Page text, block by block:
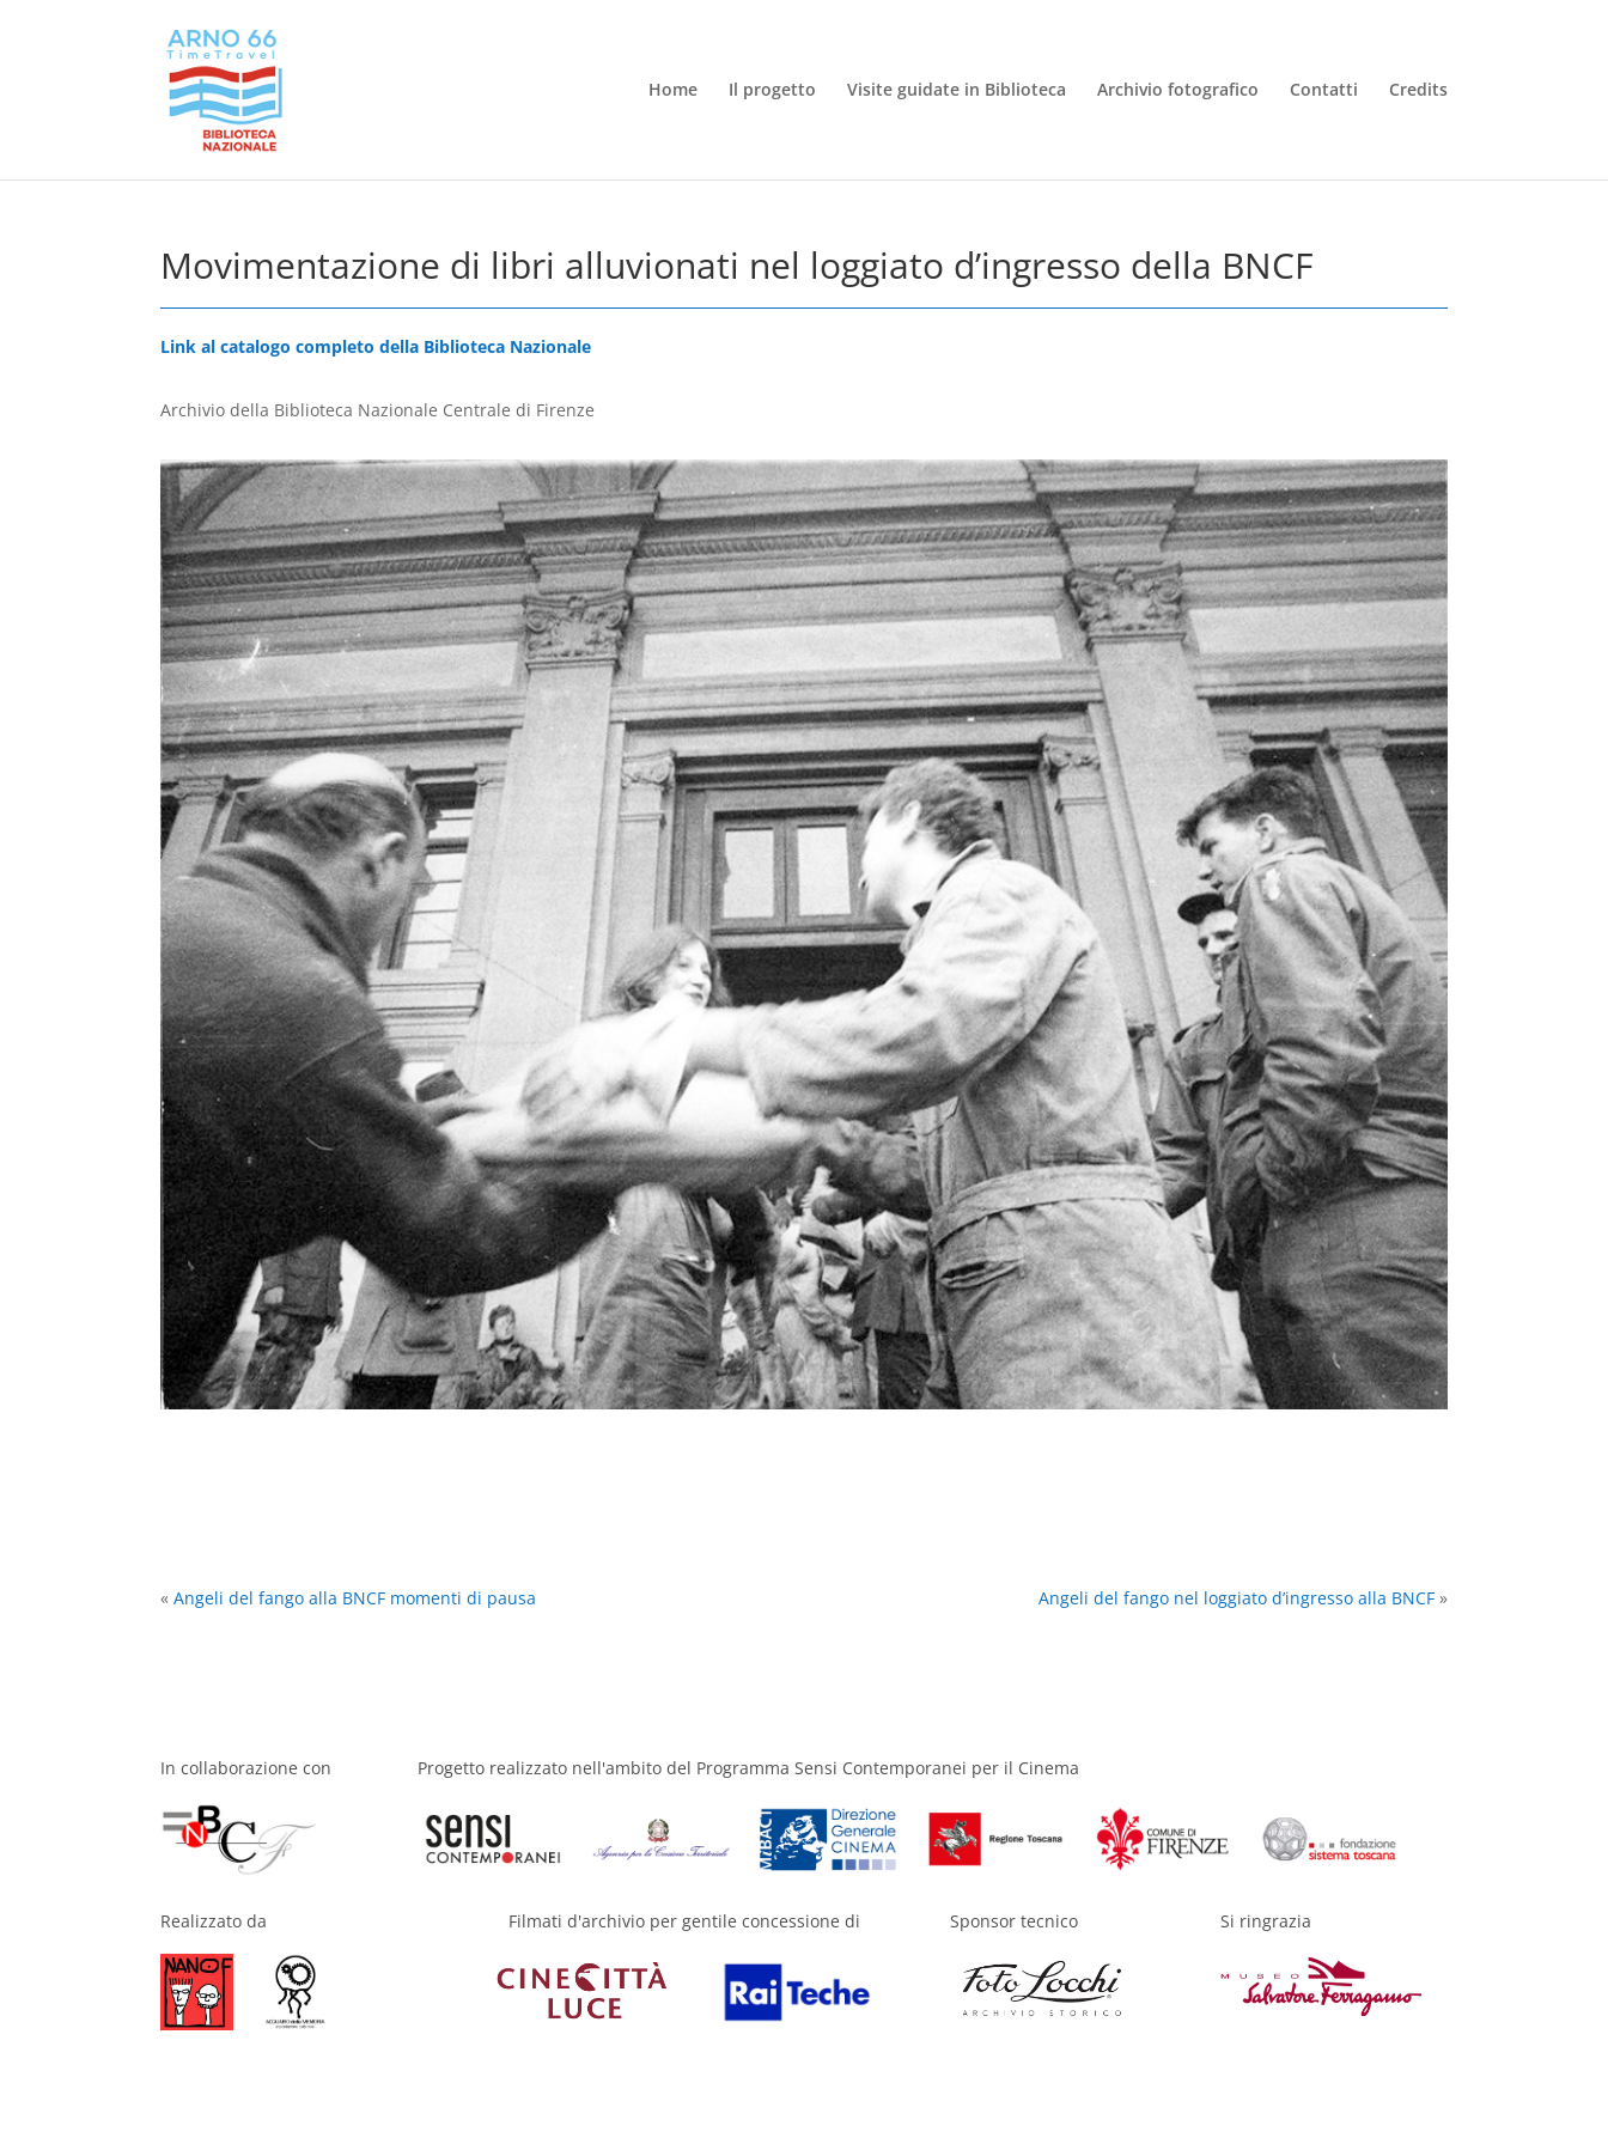
Home Il progetto Visite guidate in Biblioteca Archivio fotografico Contatti Credits
Movimentazione di libri alluvionati nel loggiato d’ingresso della BNCF
Link al catalogo completo della Biblioteca Nazionale
Archivio della Biblioteca Nazionale Centrale di Firenze
«Angeli del fango alla BNCF momenti di pausa Angeli del fango nel loggiato d’ingresso alla BNCF»
In collaborazione con
Realizzato da
Progetto realizzato nell'ambito del Programma Sensi Contemporanei per il Cinema
Filmati d'archivio per gentile concessione di Sponsor tecnico Si ringrazia